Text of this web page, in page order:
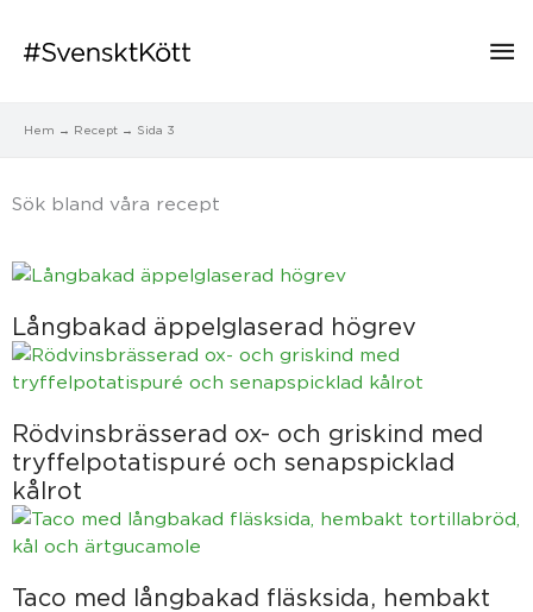
Hem Recept Sida 3
Sök bland våra recept​
Långbakad äppelglaserad högrev
Rödvinsbrässerad ox- och griskind med
tryffelpotatispuré och senapspicklad
kålrot
Taco med långbakad fläsksida, hembakt
Sida
SidaSida
SidaSida